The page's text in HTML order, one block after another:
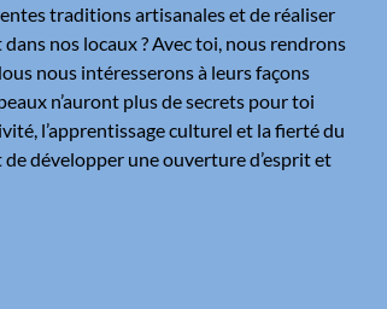
traditions artisanales et de réaliser
nos locaux ? Avec toi, nous rendrons
nous intéresserons à leurs façons
n’auront plus de secrets pour toi
l’apprentissage culturel et la fierté du
de développer une ouverture d’esprit et